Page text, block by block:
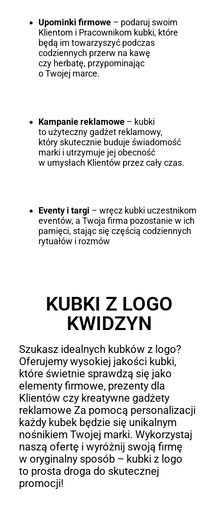
Upominki firmowe– podaruj swoim
Klientom i Pracownikom kubki, które
będą im towarzyszyć podczas
codziennych przerw na kawę
czy herbatę, przypominając
o Twojej marce.
Kampanie reklamowe– kubki
to użyteczny gadżet reklamowy,
który skutecznie buduje świadomość
marki i utrzymuje jej obecność
w umysłach Klientów przez cały czas.
Eventy i targi – wręcz kubki uczestnikom
eventów, a Twoja firma pozostanie w ich
pamięci, stając się częścią codziennych
rytuałów i rozmów
KUBKI Z LOGO
KWIDZYN
Szukasz idealnych kubków z logo?
Oferujemy wysokiej jakości kubki,
które świetnie sprawdzą się jako
elementy firmowe, prezenty dla
Klientów czy kreatywne gadżety
reklamowe Za pomocą personalizacji
każdy kubek będzie się unikalnym
nośnikiem Twojej marki. Wykorzystaj
naszą ofertę i wyróżnij swoją firmę
w oryginalny sposób – kubki z logo
to prosta droga do skutecznej
promocji!